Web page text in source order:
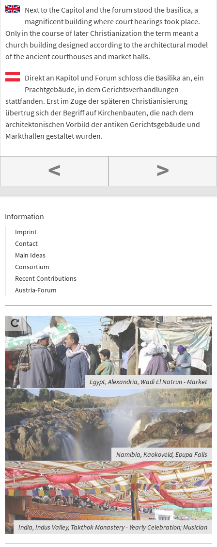
Next to the Capitol and the forum stood the basilica, a
magnificent building where court hearings took place.
Only in the course of later Christianization the term meant a
church building designed according to the architectural model
of the ancient courthouses and market halls.
Direkt an Kapitol und Forum schloss die Basilika an, ein
Prachtgebäude, in dem Gerichtsverhandlungen
stattfanden. Erst im Zuge der späteren Christianisierung
übertrug sich der Begriff auf Kirchenbauten, die nach dem
architektonischen Vorbild der antiken Gerichtsgebäude und
Markthallen gestaltet wurden.
< >
Information
Imprint
Contact
Main Ideas
Consortium
Recent Contributions
Austria-Forum
Egypt, Alexandria, Wadi El Natrun - Market
Namibia, Kaokoveld, Epupa Falls
India, Indus Valley, Takthok Monastery - Yearly Celebration; Musician